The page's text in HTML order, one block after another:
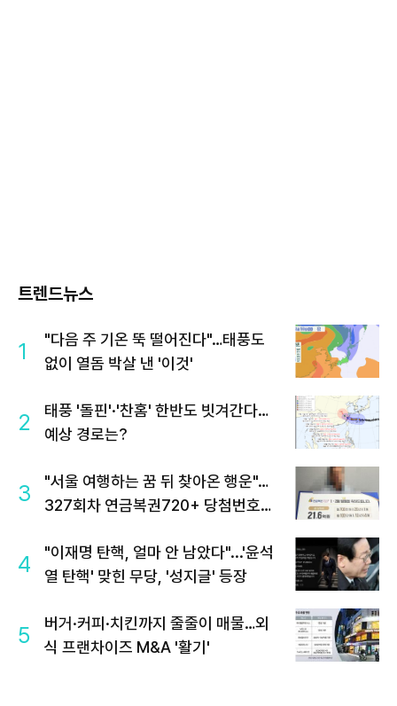
트렌드뉴스
1
"다음 주 기온 뚝 떨어진다"…태풍도
없이 열돔 박살 낸 '이것'
2
태풍 '돌핀'·'찬홈' 한반도 빗겨간다…
예상 경로는?
3
"서울 여행하는 꿈 뒤 찾아온 행운"…
327회차 연금복권720+ 당첨번호조
4
"이재명 탄핵, 얼마 안 남았다"...'윤석
열 탄핵' 맞힌 무당, '성지글' 등장
5
버거·커피·치킨까지 줄줄이 매물…외
식 프랜차이즈 M&A '활기'